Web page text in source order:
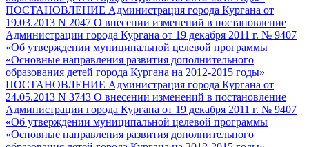
ПОСТАНОВЛЕНИЕ Администрация города Кургана от
19.03.2013 N 2047 О внесении изменений в постановление
Администрации города Кургана от 19 декабря 2011 г. № 9407
«Об утверждении муниципальной целевой программы
«Основные направления развития дополнительного
образования детей города Кургана на 2012-2015 годы»
ПОСТАНОВЛЕНИЕ Администрация города Кургана от
24.05.2013 N 3743 О внесении изменений в постановление
Администрации города Кургана от 19 декабря 2011 г. № 9407
«Об утверждении муниципальной целевой программы
«Основные направления развития дополнительного